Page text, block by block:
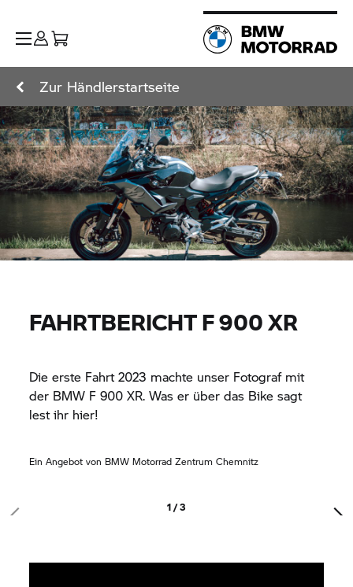
Zur Händlerstartseite
FAHRTBERICHTF 900 XR
Die erste Fahrt 2023 machte unser Fotograf mit
der BMW F 900 XR. Was er über das Bike sagt
lest ihr hier!
Ein Angebot von BMW Motorrad Zentrum Chemnitz
1 / 3